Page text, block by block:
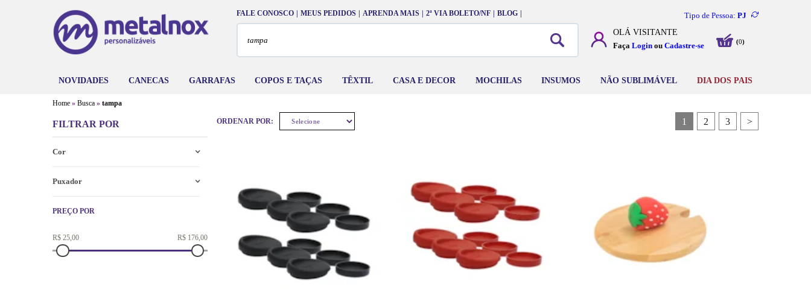
FALE CONOSCO MEUS PEDIDOS APRENDA MAIS 2ª VIA BOLETO/NF BLOG Tipo de Pessoa: PJ
OLÁ VISITANTE
Faça Login ou Cadastre-se
0
NOVIDADES CANECAS GARRAFAS COPOS E TAÇAS TÊXTIL CASA E DECOR MOCHILAS INSUMOS NÃO SUBLIMÁVEL DIA DOS PAIS
Home Busca tampa
FILTRAR POR
Cor
Puxador
PREÇO POR
ORDENAR POR: SELECIONE 1 2 3 >